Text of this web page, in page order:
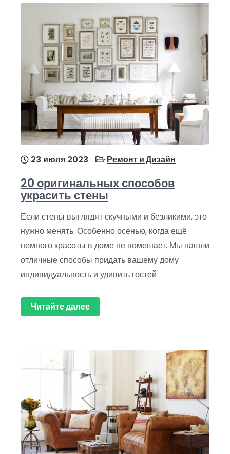
23 июля 2023 Ремонт и Дизайн
20 оригинальных способов
украсить стены
Если стены выглядят скучными и безликими, это
нужно менять. Особенно осенью, когда ещё
немного красоты в доме не помешает. Мы нашли
отличные способы придать вашему дому
индивидуальность и удивить гостей
Читайте далее